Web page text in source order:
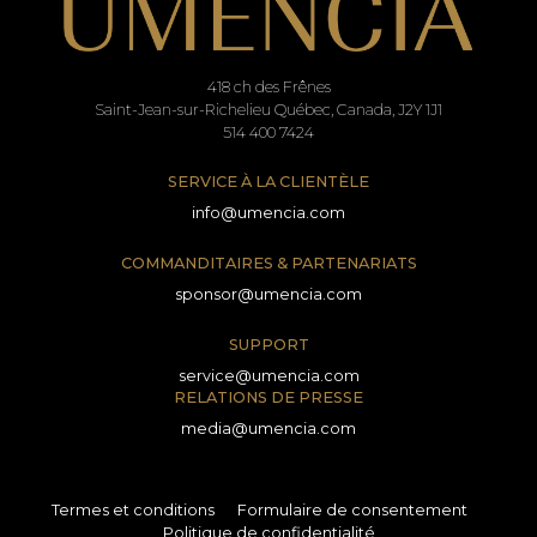
418 ch des Frênes
Saint-Jean-sur-Richelieu Québec, Canada, J2Y 1J1
514 400 7424
SERVICE À LA CLIENTÈLE
info@umencia.com
COMMANDITAIRES & PARTENARIATS
sponsor@umencia.com
SUPPORT
service@umencia.com
RELATIONS DE PRESSE
media@umencia.com
Termes et conditions
Formulaire de consentement
Politique de confidentialité